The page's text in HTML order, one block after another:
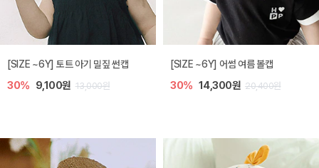
아레 니트 아기 가디건
20% 33,600원 42,000원
노리 니트 아기 가디건
10% 35,100원 39,000원